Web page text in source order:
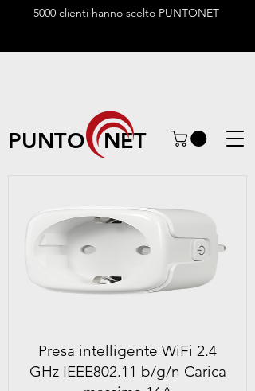
5000 clienti hanno scelto PUNTONET
PUNTO NET
Presa intelligente WiFi 2.4
GHz IEEE802.11 b/g/n Carica